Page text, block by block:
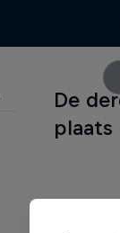
De
plaats